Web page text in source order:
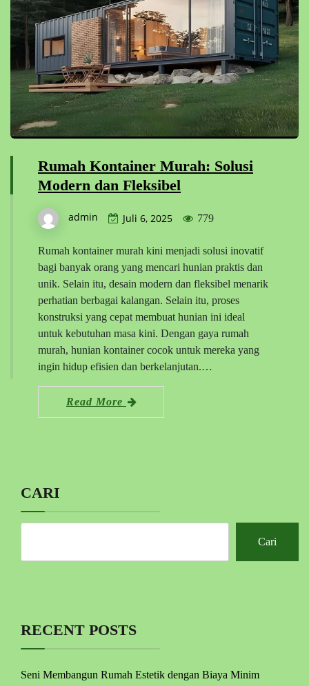
Rumah Kontainer Murah: Solusi
Modern dan Fleksibel
admin Juli 6, 2025 779
Rumah kontainer murah kini menjadi solusi inovatif
bagi banyak orang yang mencari hunian praktis dan
unik. Selain itu, desain modern dan fleksibel menarik
perhatian berbagai kalangan. Selain itu, proses
konstruksi yang cepat membuat hunian ini ideal
untuk kebutuhan masa kini. Dengan gaya rumah
murah, hunian kontainer cocok untuk mereka yang
ingin hidup efisien dan berkelanjutan.…
Read More
CARI
Cari
RECENT POSTS
Seni Membangun Rumah Estetik dengan Biaya Minim